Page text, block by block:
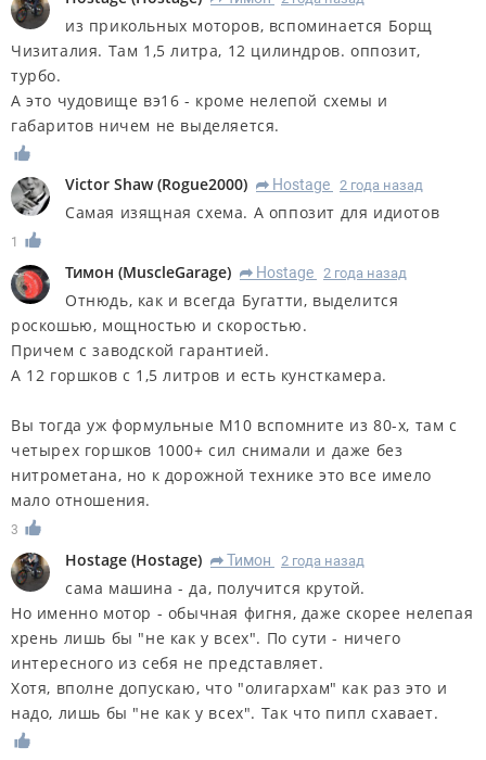
из прикольных моторов, вспоминается Борщ
Чизиталия. Там 1,5 литра, 12 цилиндров. оппозит,
турбо.
А это чудовище вэ16 - кроме нелепой схемы и
габаритов ничем не выделяется.
Victor Shaw(Rogue2000) R Hostage 2 года назад
Самая изящная схема. А оппозит для идиотов
1
Тимон (MuscleGarage) R Hostage 2 года назад
Отнюдь, как и всегда Бугатти, выделится
роскошью, мощностью и скоростью.
Причем с заводской гарантией.
А 12 горшков с 1,5 литров и есть кунсткамера.
Вы тогда уж формульные М10 вспомните из 80-х, там с
четырех горшков 1000+ сил снимали и даже без
нитрометана, но к дорожной технике это все имело
мало отношения.
3
Hostage (Hostage) R Тимон 2 года назад
сама машина - да, получится крутой.
Но именно мотор - обычная фигня, даже скорее нелепая
хрень лишь бы "не как у всех". По сути - ничего
интересного из себя не представляет.
Хотя, вполне допускаю, что "олигархам" как раз это и
надо, лишь бы "не как у всех". Так что пипл схавает.